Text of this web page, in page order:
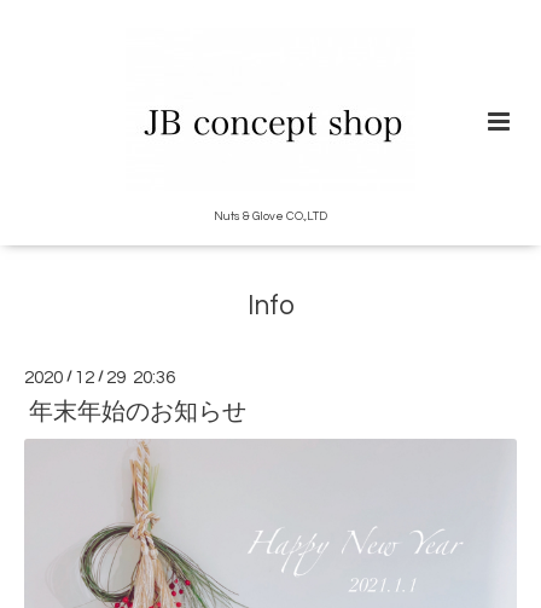
Nuts & Glove CO.,LTD
Info
2020 / 12 / 29 20:36
年末年始のお知らせ